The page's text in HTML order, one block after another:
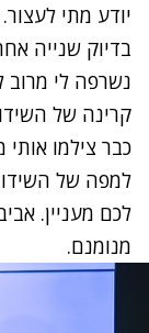
יודע מתי לעצור.
בדיוק שנייה
נשרפה לי מרוב
קרינה של
כבר צילמו
למפה של
לכם מעניין.
מנומנם.